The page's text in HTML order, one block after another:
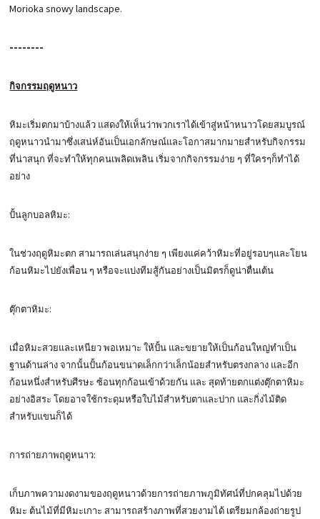
Morioka snowy landscape.
--------
กิจกรรมฤดูหนาว
หิมะเริ่มตกมาบ้างแล้ว แสดงให้เห็นว่าพวกเราได้เข้าสู่หน้าหนาวโดยสมบูรณ์
ฤดูหนาวนำมาซึ่งเสน่ห์อันเป็นเอกลักษณ์และโอกาสมากมายสำหรับกิจกรรม
ที่น่าสนุก ที่จะทำให้ทุกคนเพลิดเพลิน เริ่มจากกิจกรรมง่าย ๆ ที่ใครๆก็ทำได้
อย่าง
ปั้นลูกบอลหิมะ:
ในช่วงฤดูหิมะตก สามารถเล่นสนุกง่าย ๆ เพียงแค่คว้าหิมะที่อยู่รอบๆและโยน
ก้อนหิมะไปยังเพื่อน ๆ หรือจะแบ่งทีมสู้กันอย่างเป็นมิตรก็ดูน่าตื่นเต้น
ตุ๊กตาหิมะ:
เมื่อหิมะสวยและเหนียว พอเหมาะ ให้ปั้น และขยายให้เป็นก้อนใหญ่ทำเป็น
ฐานด้านล่าง จากนั้นปั้นก้อนขนาดเล็กกว่าเล็กน้อยสำหรับตรงกลาง และอีก
ก้อนหนึ่งสำหรับศีรษะ ซ้อนทุกก้อนเข้าด้วยกัน และ สุดท้ายตกแต่งตุ๊กตาหิมะ
อย่างอิสระ โดยอาจใช้กระดุมหรือใบไม้สำหรับตาและปาก และกิ่งไม้ติด
สำหรับแขนก็ได้
การถ่ายภาพฤดูหนาว:
เก็บภาพความงดงามของฤดูหนาวด้วยการถ่ายภาพภูมิทัศน์ที่ปกคลุมไปด้วย
หิมะ ต้นไม้ที่มีหิมะเกาะ สามารถสร้างภาพที่สวยงามได้ เตรียมกล้องถ่ายรูป